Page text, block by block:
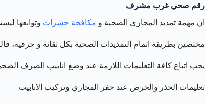
رقم صحي غرب مشرف
ان مهمة تمديد المجاري الصحية و مكافحة حشرات وتوابعها
مختصين بطريقة اتمام التمديدات الصحية بكل تقانة و حرفية،
يجب اتباع كافة التعليمات اللازمة عند وضع انابيب الصرف
تعليمات الحذر والحرص عند حفر المجاري وتركيب الانابيب